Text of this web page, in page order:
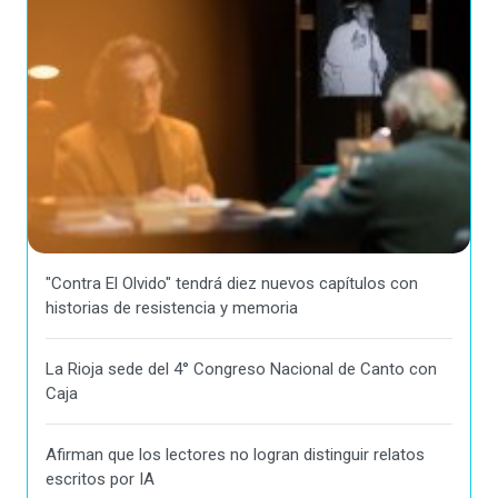
"Contra El Olvido" tendrá diez nuevos capítulos con
historias de resistencia y memoria
La Rioja sede del 4° Congreso Nacional de Canto con
Caja
Afirman que los lectores no logran distinguir relatos
escritos por IA